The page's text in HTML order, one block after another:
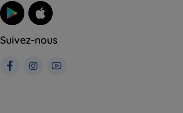
Suivez-nous